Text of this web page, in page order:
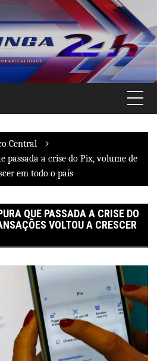
Central
passada a crise do Pix, volume de
em todo o país
QUE PASSADA A CRISE DO
VOLTOU A CRESCER